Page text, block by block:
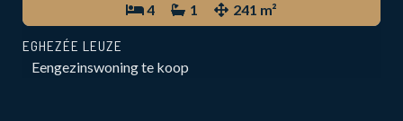
4 1 241 m²
EGHEZÉE LEUZE
Eengezinswoning te koop